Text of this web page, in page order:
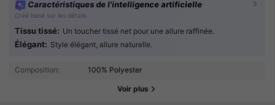
Caractéristiques de l'intelligence artificielle
Créé basé sur les détails
Tissu tissé: Un toucher tissé net pour une allure raffinée.
Élégant: Style élégant, allure naturelle.
Composition: 100% Polyester
Voir plus
4.92 1.2M Suiveurs
1.2M Suiveurs